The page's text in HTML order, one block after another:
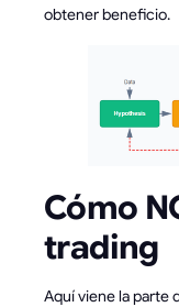
obtener beneficio.
Cómo
trading
Aquí viene la parte